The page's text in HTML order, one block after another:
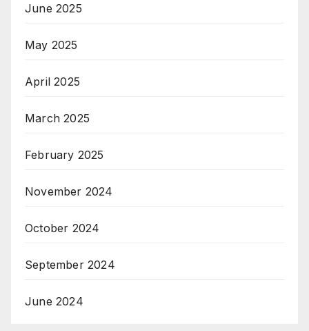
June 2025
May 2025
April 2025
March 2025
February 2025
November 2024
October 2024
September 2024
June 2024